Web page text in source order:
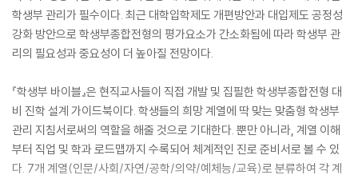
학생부 관리가 필수이다. 최근 대학입학제도 개편방안과 대입제도 공정성
강화 방안으로 학생부종합전형의 평가요소가 간소화됨에 따라 학생부 관
리의 필요성과 중요성이 더 높아질 전망이다.
『학생부 바이블』은 현직교사들이 직접 개발 및 집필한 학생부종합전형 대
비 진학 설계 가이드북이다. 학생들의 희망 계열에 딱 맞는 맞춤형 학생부
관리 지침서로써의 역할을 해줄 것으로 기대한다. 뿐만 아니라, 계열 이해
부터 직업 및 학과 로드맵까지 수록되어 체계적인 진로 준비서로 볼 수 있
다. 7개 계열(인문/사회/자연/공학/의약/예체능/교육)로 분류하여 각 계